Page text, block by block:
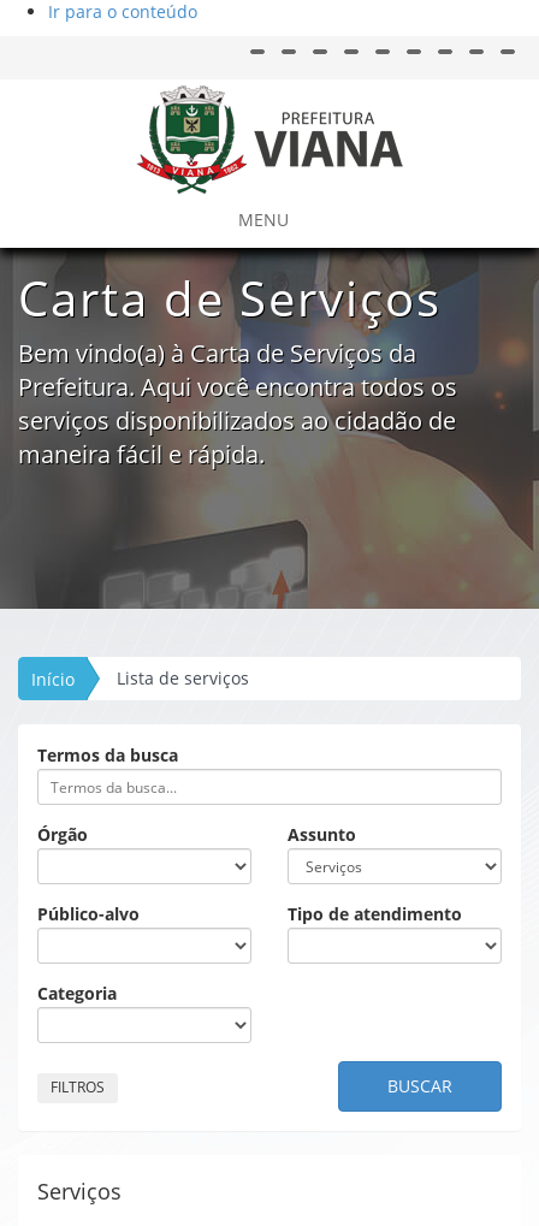
Ir para o conteúdo
Acessar página inicial do siteAção para aumentar tamanho da
Ação para diminuir
Ação para aplicar
Acessar página sobre
Acessar página
AcessarAcessar
MENU
Carta de Serviços
Bem vindo(a) à Carta de Serviços da
Prefeitura. Aqui você encontra todos os
serviços disponibilizados ao cidadão de
maneira fácil e rápida.
Início Lista de serviços
Termos da busca
Órgão Assunto
Público-alvo Tipo de atendimento
Categoria
FILTROS BUSCAR
Serviços